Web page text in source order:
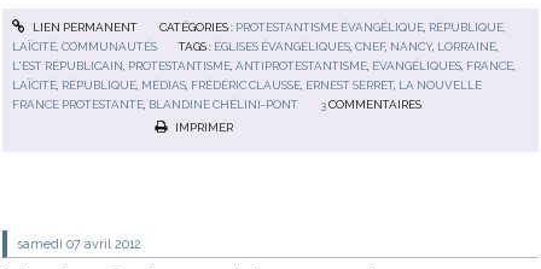
LIEN PERMANENT CATÉGORIES : PROTESTANTISME ÉVANGÉLIQUE, RÉPUBLIQUE,
LAÏCITÉ, COMMUNAUTÉS
TAGS : ÉGLISES ÉVANGÉLIQUES,CNEF, NANCY, LORRAINE,
L'EST RÉPUBLICAIN, PROTESTANTISME,ANTIPROTESTANTISME, ÉVANGÉLIQUES, FRANCE,
LAÏCITÉ, RÉPUBLIQUE, MÉDIAS, FRÉDÉRIC CLAUSSE, ERNEST SERRET, LA NOUVELLE
FRANCE PROTESTANTE, BLANDINE CHÉLINI-PONT 3 COMMENTAIRES
IMPRIMER
samedi 07 avril 2012